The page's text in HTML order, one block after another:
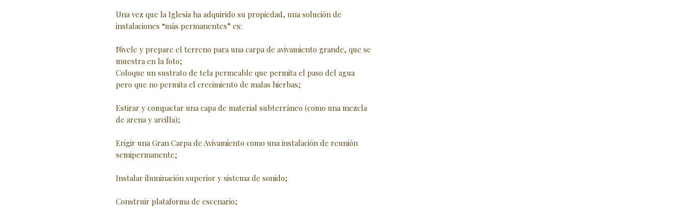
Una vez que la Iglesia ha adquirido su propiedad, una solución de
instalaciones “más permanentes” es:
Nivele y prepare el terreno para una carpa de avivamiento grande, que se
muestra en la foto;
Coloque un sustrato de tela permeable que permita el paso del agua
pero que no permita el crecimiento de malas hierbas;
Estirar y compactar una capa de material subterráneo (como una mezcla
de arena y arcilla);
Erigir una Gran Carpa de Avivamiento como una instalación de reunión
semipermanente;
Instalar iluminación superior y sistema de sonido;
Construir plataforma de escenario;